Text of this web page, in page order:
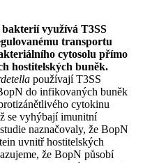
využívá T3SS
transportu
cytosolu přímo
hostitelských buněk.
používají T3SS
do infikovaných buněk
cytokinu
se vyhýbají imunitní
naznačovaly, že BopN
uvnitř hostitelských
že BopN působí